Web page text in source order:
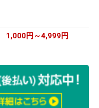
1,000円～4,999円